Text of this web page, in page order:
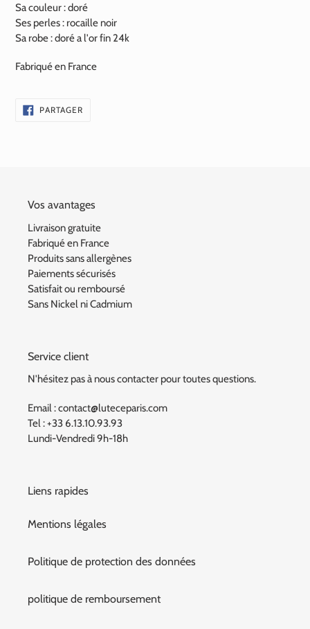
Sa couleur : doré
Ses perles : rocaille noir
Sa robe : doré a l'or fin 24k
Fabriqué en France
PARTAGERPARTAGER
SUR
Vos avantages
Livraison gratuite
Fabriqué en France
Produits sans allergènes
Paiements sécurisés
Satisfait ou remboursé
Sans Nickel ni Cadmium
Service client
N'hésitez pas à nous contacter pour toutes questions.
Email : contact@luteceparis.com
Tel : +33 6.13.10.93.93
Lundi-Vendredi 9h-18h
Liens rapides
Mentions légales
Politique de protection des données
politique de remboursement